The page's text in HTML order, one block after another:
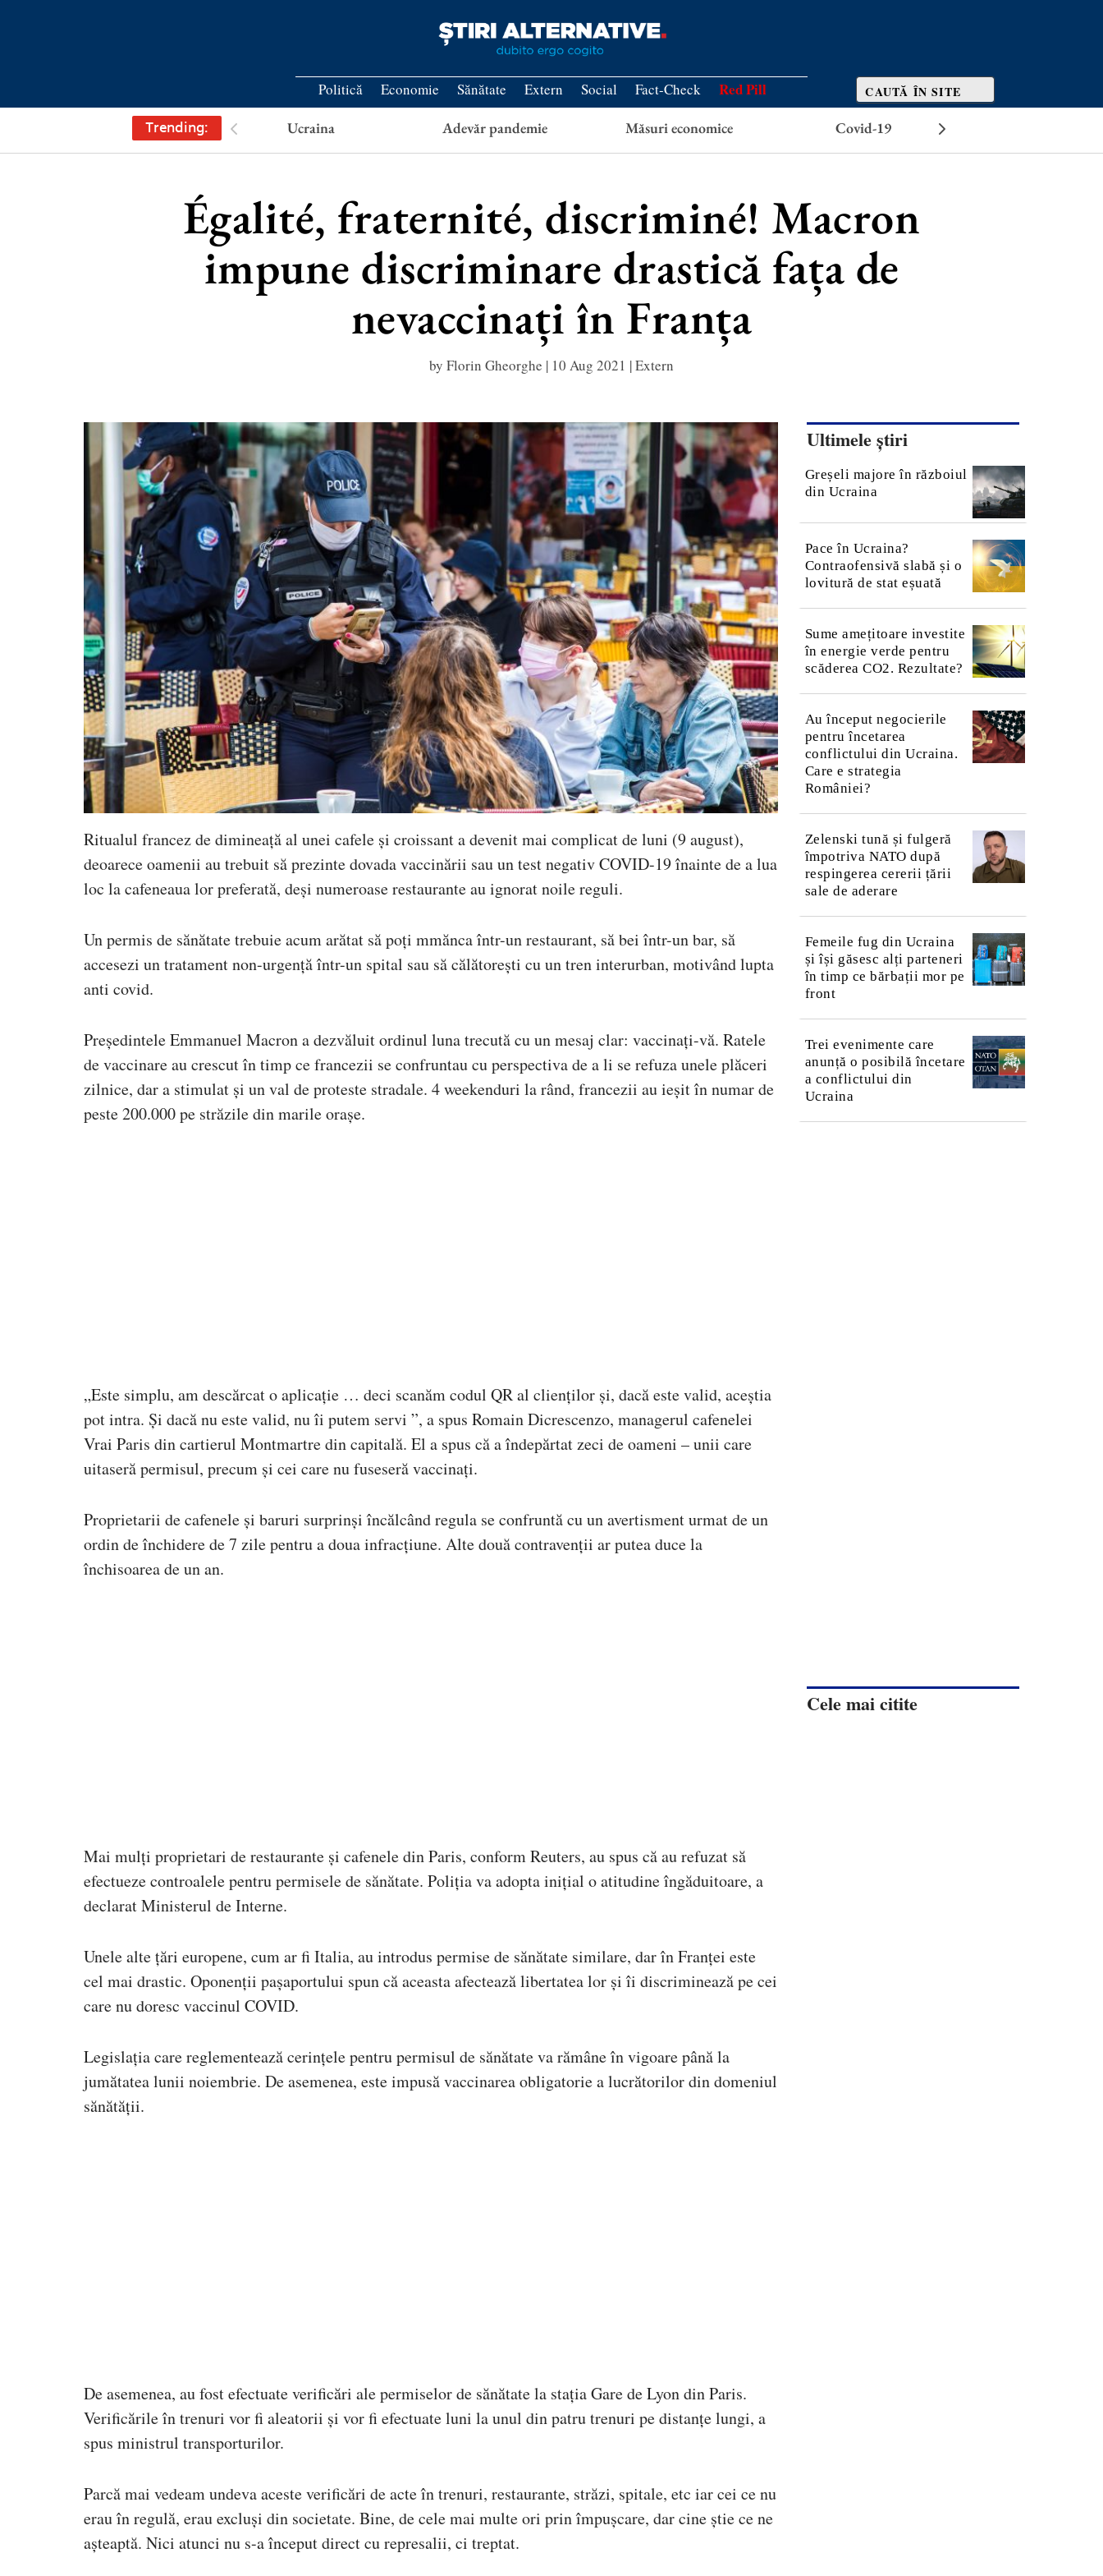
Politică Economie Sănătate Extern Social Fact-Check Red Pill
Trending: Ucraina Adevăr pandemie Măsuri economice Covid-19
Égalité, fraternité, discriminé! Macron
impune discriminare drastică fața de
nevaccinați în Franța
by Florin Gheorghe | 10 Aug 2021 |Extern
Ritualul francez de dimineață al unei cafele și croissant a devenit mai complicat de luni (9 august),
deoarece oamenii au trebuit să prezinte dovada vaccinării sau un test negativ COVID-19 înainte de a lua
loc la cafeneaua lor preferată, deși numeroase restaurante au ignorat noile reguli.
Un permis de sănătate trebuie acum arătat să poți mmănca într-un restaurant, să bei într-un bar, să
accesezi un tratament non-urgență într-un spital sau să călătorești cu un tren interurban, motivând lupta
anti covid.
Președintele Emmanuel Macron a dezvăluit ordinul luna trecută cu un mesaj clar: vaccinați-vă. Ratele
de vaccinare au crescut în timp ce francezii se confruntau cu perspectiva de a li se refuza unele plăceri
zilnice, dar a stimulat și un val de proteste stradale. 4 weekenduri la rând, francezii au ieșit în numar de
peste 200.000 pe străzile din marile orașe.
„Este simplu, am descărcat o aplicație … deci scanăm codul QR al clienților și, dacă este valid, aceștia
pot intra. Și dacă nu este valid, nu îi putem servi ”, a spus Romain Dicrescenzo, managerul cafenelei
Vrai Paris din cartierul Montmartre din capitală. El a spus că a îndepărtat zeci de oameni – unii care
uitaseră permisul, precum și cei care nu fuseseră vaccinați.
Proprietarii de cafenele și baruri surprinși încălcând regula se confruntă cu un avertisment urmat de un
ordin de închidere de 7 zile pentru a doua infracțiune. Alte două contravenții ar putea duce la
închisoarea de un an.
Mai mulți proprietari de restaurante și cafenele din Paris, conform Reuters, au spus că au refuzat să
efectueze controalele pentru permisele de sănătate. Poliția va adopta inițial o atitudine îngăduitoare, a
declarat Ministerul de Interne.
Unele alte țări europene, cum ar fi Italia, au introdus permise de sănătate similare, dar în Franței este
cel mai drastic. Oponenții pașaportului spun că aceasta afectează libertatea lor și îi discriminează pe cei
care nu doresc vaccinul COVID.
Legislația care reglementează cerințele pentru permisul de sănătate va rămâne în vigoare până la
jumătatea lunii noiembrie. De asemenea, este impusă vaccinarea obligatorie a lucrătorilor din domeniul
sănătății.
De asemenea, au fost efectuate verificări ale permiselor de sănătate la stația Gare de Lyon din Paris.
Verificările în trenuri vor fi aleatorii și vor fi efectuate luni la unul din patru trenuri pe distanțe lungi, a
spus ministrul transporturilor.
Parcă mai vedeam undeva aceste verificări de acte în trenuri, restaurante, străzi, spitale, etc iar cei ce nu
erau în regulă, erau excluși din societate. Bine, de cele mai multe ori prin împușcare, dar cine știe ce ne
așteaptă. Nici atunci nu s-a început direct cu represalii, ci treptat.
Ultimele știri
Greșeli majore în războiul
din Ucraina
Pace în Ucraina?
Contraofensivă slabă și o
lovitură de stat eșuată
Sume amețitoare investite
în energie verde pentru
scăderea CO2. Rezultate?
Au început negocierile
pentru încetarea
conflictului din Ucraina.
Care e strategia
României?
Zelenski tună și fulgeră
împotriva NATO după
respingerea cererii țării
sale de aderare
Femeile fug din Ucraina
și își găsesc alți parteneri
în timp ce bărbații mor pe
front
Trei evenimente care
anunță o posibilă încetare
a conflictului din
Ucraina
Cele mai citite